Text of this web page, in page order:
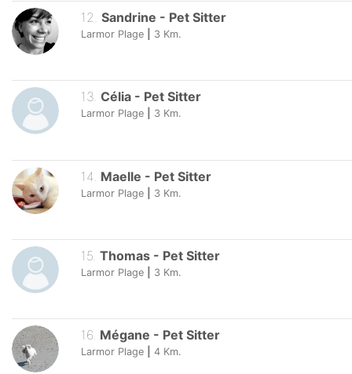
12. Sandrine - Pet Sitter
Larmor Plage 3 Km.
13. Célia - Pet Sitter
Larmor Plage 3 Km.
14 Maelle - Pet Sitter
Larmor Plage 3 Km.
15 Thomas - Pet Sitter
Larmor Plage 3 Km.
16 Mégane - Pet Sitter
Larmor Plage 4 Km.